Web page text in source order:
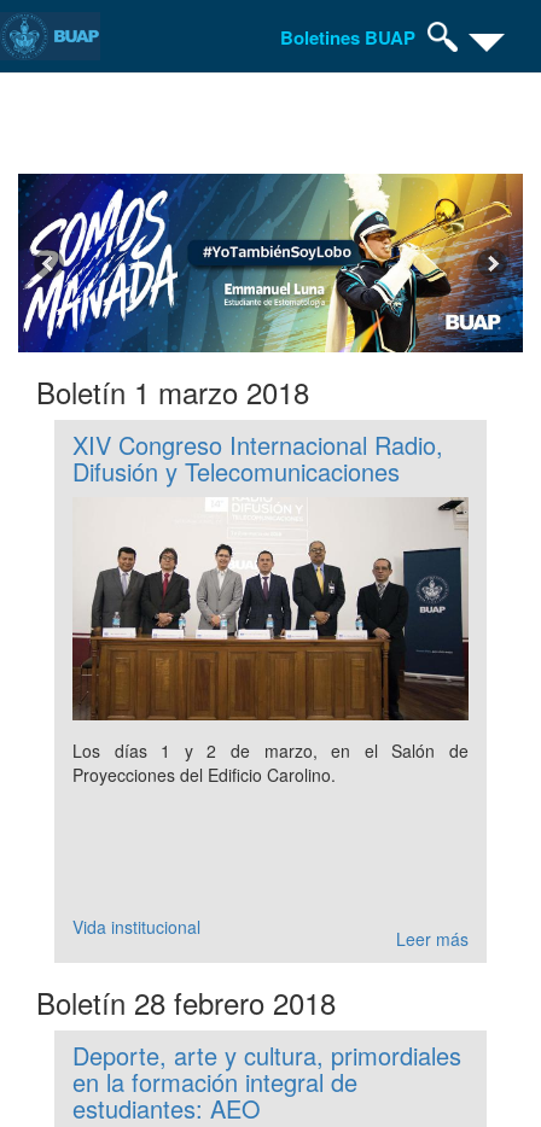
Boletines BUAP
Boletín 1 marzo 2018
XIV Congreso Internacional Radio,
Difusión y Telecomunicaciones
Los días 1 y 2 de marzo, en el Salón de
Proyecciones del Edificio Carolino.
Vida institucional Leer más
Boletín 28 febrero 2018
Deporte, arte y cultura, primordiales
en la formación integral de
estudiantes: AEO